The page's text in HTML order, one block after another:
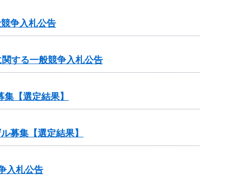
争入札公告
する一般競争入札公告
【選定結果】
募集【選定結果】
入札公告